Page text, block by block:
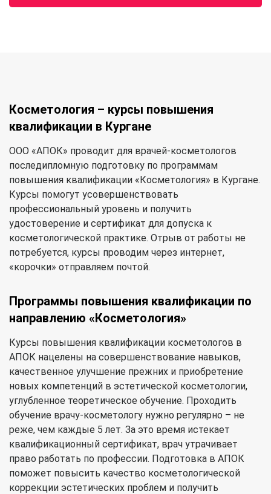
Косметология – курсы повышения
квалификации в Кургане
ООО «АПОК» проводит для врачей-косметологов
последипломную подготовку по программам
повышения квалификации «Косметология» в Кургане.
Курсы помогут усовершенствовать
профессиональный уровень и получить
удостоверение и сертификат для допуска к
косметологической практике. Отрыв от работы не
потребуется, курсы проводим через интернет,
«корочки» отправляем почтой.
Программы повышения квалификации по
направлению «Косметология»
Курсы повышения квалификации косметологов в
АПОК нацелены на совершенствование навыков,
качественное улучшение прежних и приобретение
новых компетенций в эстетической косметологии,
углубленное теоретическое обучение. Проходить
обучение врачу-косметологу нужно регулярно – не
реже, чем каждые 5 лет. За это время истекает
квалификационный сертификат, врач утрачивает
право работать по профессии. Подготовка в АПОК
поможет повысить качество косметологической
коррекции эстетических проблем и получить